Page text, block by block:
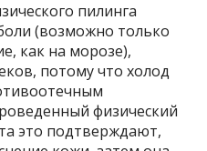
пилинга
(возможно только
как на морозе),
потому что холод
физический
это подтверждают,